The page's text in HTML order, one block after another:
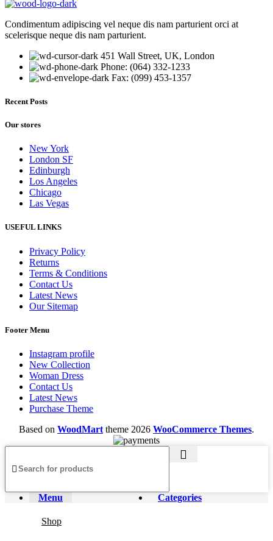
Condimentum adipiscing vel neque dis nam parturient orci at
scelerisque neque dis nam parturient.
451 Wall Street, UK, London
Phone: (064) 332-1233
Fax: (099) 453-1357
Recent Posts
Our stores
New York
London SF
Edinburgh
Los Angeles
Chicago
Las Vegas
USEFUL LINKS
Privacy Policy
Returns
Terms & Conditions
Contact Us
Latest News
Our Sitemap
Footer Menu
Instagram profile
New Collection
Woman Dress
Contact Us
Latest News
Purchase Theme
Based on WoodMart theme 2026 WooCommerce Themes.
Menu Categories
Shop